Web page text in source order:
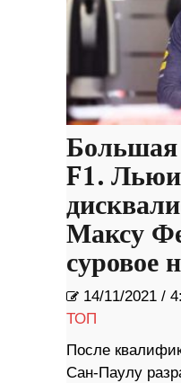
Большая
F1.
Максу
суровое
14/11/2021 /
ТОП
После
Сан-Паулу